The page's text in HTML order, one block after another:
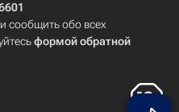
сообщить обо всех
формой обратной